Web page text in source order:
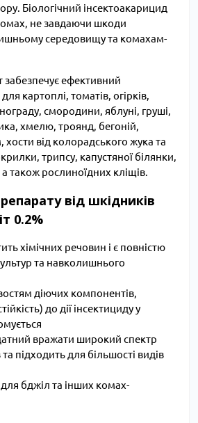
Біологічний інсектоакарицид
не завдаючи шкоди
середовищу та комахам-
забезпечує ефективний
картоплі, томатів, огірків,
смородини, яблуні, груші,
хмелю, троянд, бегоній,
від колорадського жука та
трипсу, капустяної білянки,
також рослиноїдних кліщів.
від шкідників
0.2%
хімічних речовин і є повністю
та навколишнього
діючих компонентів,
до дії інсектициду у
вражати широкий спектр
підходить для більшості видів
бджіл та інших комах-